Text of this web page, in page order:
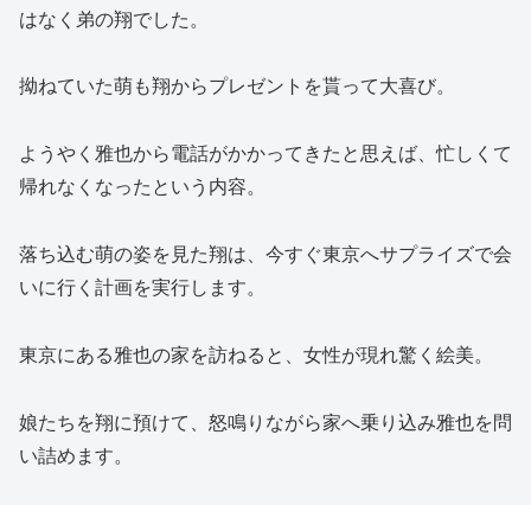
はなく弟の翔でした。
拗ねていた萌も翔からプレゼントを貰って大喜び。
ようやく雅也から電話がかかってきたと思えば、忙しくて
帰れなくなったという内容。
落ち込む萌の姿を見た翔は、今すぐ東京へサプライズで会
いに行く計画を実行します。
東京にある雅也の家を訪ねると、女性が現れ驚く絵美。
娘たちを翔に預けて、怒鳴りながら家へ乗り込み雅也を問
い詰めます。